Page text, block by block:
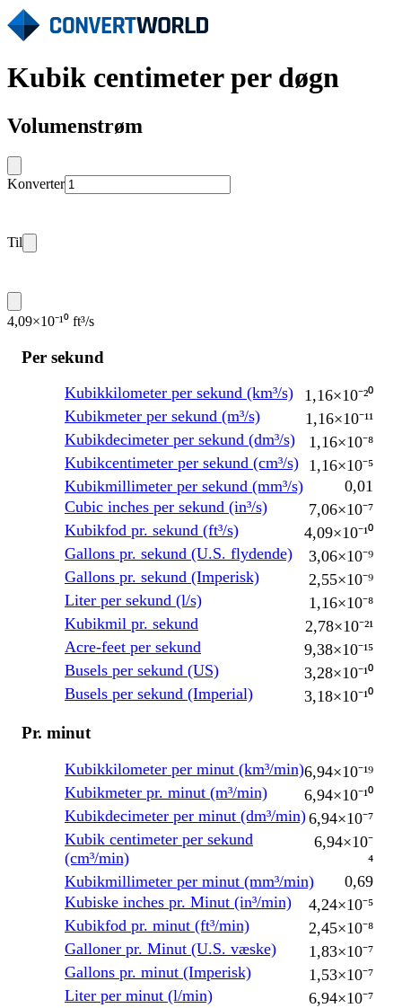
Kubik centimeter per døgn
Volumenstrøm
Konverter
Til
4,09×10⁻¹⁰ ft³/s
Per sekund
Kubikkilometer per sekund (km³/s)
1,16×10⁻²⁰
Kubikmeter per sekund (m³/s)
1,16×10⁻¹¹
Kubikdecimeter per sekund (dm³/s)
1,16×10⁻⁸
Kubikcentimeter per sekund (cm³/s) 1,16×10⁻⁵
Kubikmillimeter per sekund (mm³/s)
0,01
Cubic inches per sekund (in³/s)
7,06×10⁻⁷
Kubikfod pr. sekund (ft³/s)
4,09×10⁻¹⁰
Gallons pr. sekund (U.S. flydende)
3,06×10⁻⁹
Gallons pr. sekund (Imperisk)
2,55×10⁻⁹
Liter per sekund (l/s)
1,16×10⁻⁸
Kubikmil pr. sekund
2,78×10⁻²¹
Acre-feet per sekund
9,38×10⁻¹⁵
Busels per sekund (US)
3,28×10⁻¹⁰
Busels per sekund (Imperial)
3,18×10⁻¹⁰
Pr. minut
Kubikkilometer per minut (km³/min)6,94×10⁻¹⁹
Kubikmeter pr. minut (m³/min)
6,94×10⁻¹⁰
Kubikdecimeter per minut (dm³/min)6,94×10⁻⁷
Kubik centimeter per sekund
(cm³/min)
6,94×10⁻
⁴
Kubikmillimeter per minut (mm³/min)
0,69
Kubiske inches pr. Minut (in³/min)
4,24×10⁻⁵
Kubikfod pr. minut (ft³/min)
2,45×10⁻⁸
Galloner pr. Minut (U.S. væske)
1,83×10⁻⁷
Gallons pr. minut (Imperisk)
1,53×10⁻⁷
Liter per minut (l/min)
6,94×10⁻⁷